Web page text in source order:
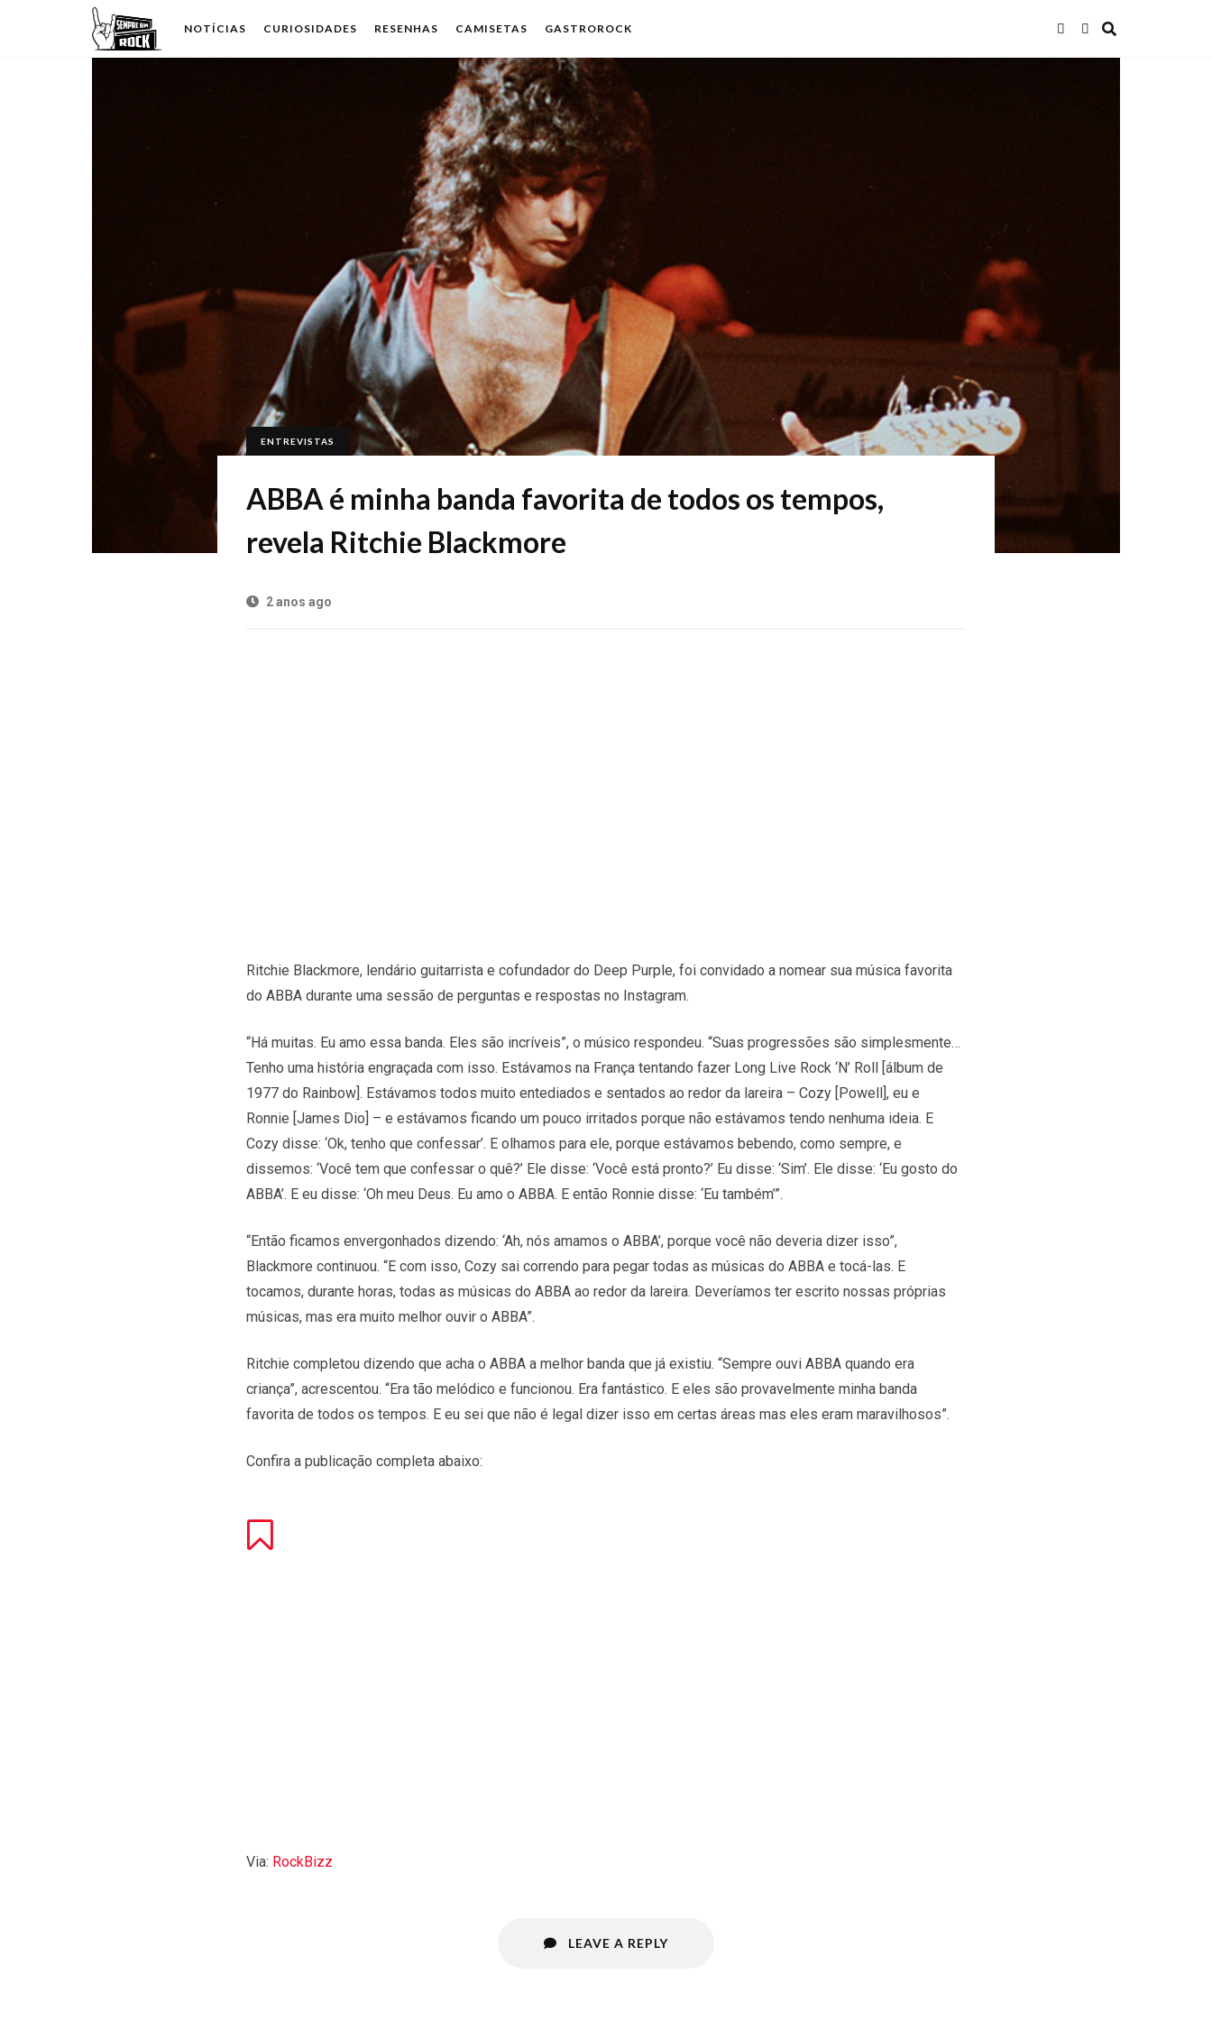
NOTÍCIAS CURIOSIDADES RESENHAS CAMISETAS GASTROROCK
ENTREVISTAS
ABBA é minha banda favorita de todos os tempos,
revela Ritchie Blackmore
2 anos ago
Ritchie Blackmore, lendário guitarrista e cofundador do Deep Purple, foi convidado a nomear sua música favorita
do ABBA durante uma sessão de perguntas e respostas no Instagram.
“Há muitas. Eu amo essa banda. Eles são incríveis”, o músico respondeu. “Suas progressões são simplesmente…
Tenho uma história engraçada com isso. Estávamos na França tentando fazer Long Live Rock ‘N’ Roll [álbum de
1977 do Rainbow]. Estávamos todos muito entediados e sentados ao redor da lareira – Cozy [Powell], eu e
Ronnie [James Dio] – e estávamos ficando um pouco irritados porque não estávamos tendo nenhuma ideia. E
Cozy disse: ‘Ok, tenho que confessar’. E olhamos para ele, porque estávamos bebendo, como sempre, e
dissemos: ‘Você tem que confessar o quê?’ Ele disse: ‘Você está pronto?’ Eu disse: ‘Sim’. Ele disse: ‘Eu gosto do
ABBA’. E eu disse: ‘Oh meu Deus. Eu amo o ABBA. E então Ronnie disse: ‘Eu também’”.
“Então ficamos envergonhados dizendo: ‘Ah, nós amamos o ABBA’, porque você não deveria dizer isso”,
Blackmore continuou. “E com isso, Cozy sai correndo para pegar todas as músicas do ABBA e tocá-las. E
tocamos, durante horas, todas as músicas do ABBA ao redor da lareira. Deveríamos ter escrito nossas próprias
músicas, mas era muito melhor ouvir o ABBA”.
Ritchie completou dizendo que acha o ABBA a melhor banda que já existiu. “Sempre ouvi ABBA quando era
criança”, acrescentou. “Era tão melódico e funcionou. Era fantástico. E eles são provavelmente minha banda
favorita de todos os tempos. E eu sei que não é legal dizer isso em certas áreas mas eles eram maravilhosos”.
Confira a publicação completa abaixo:
Via: RockBizz
LEAVE A REPLY